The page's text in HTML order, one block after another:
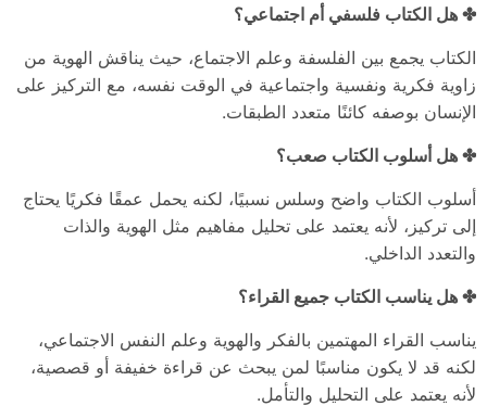
✤ هل الكتاب فلسفي أم اجتماعي؟
الكتاب يجمع بين الفلسفة وعلم الاجتماع، حيث يناقش الهوية من
زاوية فكرية ونفسية واجتماعية في الوقت نفسه، مع التركيز على
الإنسان بوصفه كائنًا متعدد الطبقات.
✤ هل أسلوب الكتاب صعب؟
أسلوب الكتاب واضح وسلس نسبيًا، لكنه يحمل عمقًا فكريًا يحتاج
إلى تركيز، لأنه يعتمد على تحليل مفاهيم مثل الهوية والذات
والتعدد الداخلي.
✤ هل يناسب الكتاب جميع القراء؟
يناسب القراء المهتمين بالفكر والهوية وعلم النفس الاجتماعي،
لكنه قد لا يكون مناسبًا لمن يبحث عن قراءة خفيفة أو قصصية،
لأنه يعتمد على التحليل والتأمل.